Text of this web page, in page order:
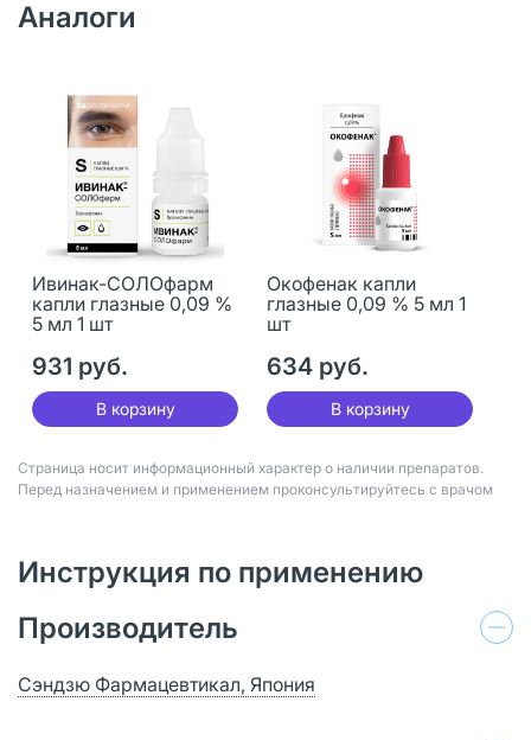
Аналоги
Ивинак-СОЛОфарм
капли глазные 0,09 %
5 мл 1 шт
931 руб.
В корзину
Окофенак капли
глазные 0,09 % 5 мл 1
шт
634 руб.
В корзину
Страница носит информационный характер о наличии препаратов.
Перед назначением и применением проконсультируйтесь с врачом
Инструкция по применению
Производитель
Сэндзю Фармацевтикал, Япония